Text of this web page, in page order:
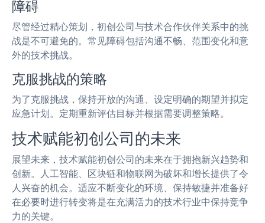
障碍
尽管经过精心策划，初创公司与技术合作伙伴关系中的挑
战是不可避免的。常见障碍包括沟通不畅、范围变化和意
外的技术挑战。
克服挑战的策略
为了克服挑战，保持开放的沟通、设定明确的期望并拟定
应急计划。定期重新评估目标并根据需要调整策略。
技术赋能初创公司的未来
展望未来，技术赋能初创公司的未来在于拥抱新兴趋势和
创新。人工智能、区块链和物联网为破坏和增长提供了令
人兴奋的机会。适应不断变化的环境、保持敏捷并准备好
在必要时进行转变将是在充满活力的技术行业中保持竞争
力的关键。